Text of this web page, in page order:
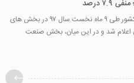
بر اساس گزارش اخیر مرکز آمار، رشد اقتصادی کشور طی ۹ ماه نخست سال ۹۷ در بخش ‌های
اعلام شد و در این میان، بخش صنعت